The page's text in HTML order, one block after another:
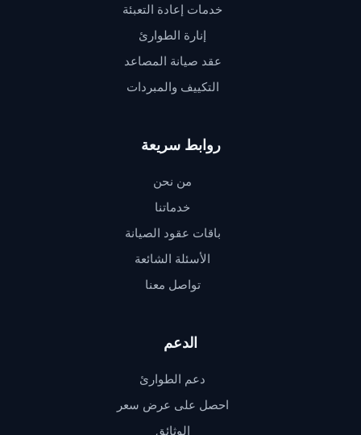
خدمات إعادة التعبئة
إنارة الطوارئ
عقد صيانة المصاعد
التكييف والمبردات
روابط سريعة
من نحن
خدماتنا
باقات عقود الصيانة
الأسئلة الشائعة
تواصل معنا
الدعم
دعم الطوارئ
احصل على عرض سعر
الوثائق